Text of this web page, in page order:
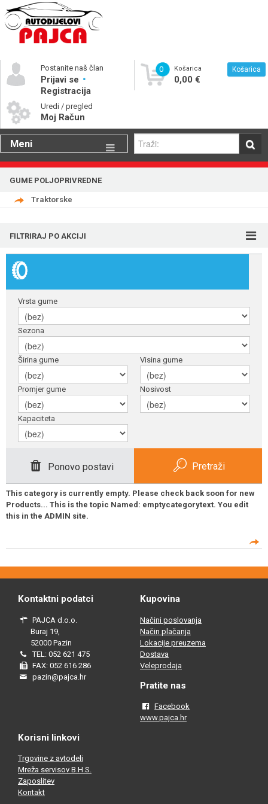
Postanite naš član
Prijavi se
Registracija
Uredi / pregled
Moj Račun
0 Košarica
0,00 €
Košarica
Meni
Gume
Katalog rezervnih dijelova
GUME POLJOPRIVREDNE
Traktorske
FILTRIRAJ PO AKCIJI
Vrsta gume
Sezona
Širina gume Visina gume
Promjer gume Nosivost
Kapaciteta
Ponovo postavi Pretraži
This category is currently empty. Please check back soon for new
Products... This is the topic Named: emptycategorytext. You edit
this in the ADMIN site.
Kontaktni podatci
PAJCA d.o.o.
Buraj 19,
52000 Pazin
TEL: 052 621 475
FAX: 052 616 286
pazin@pajca.hr
Kupovina
Načini poslovanja
Način plačanja
Lokacije preuzema
Dostava
Veleprodaja
Pratite nas
Facebook
www.pajca.hr
Korisni linkovi
Trgovine z avtodeli
Mreža servisov B.H.S.
Zaposlitev
Kontakt